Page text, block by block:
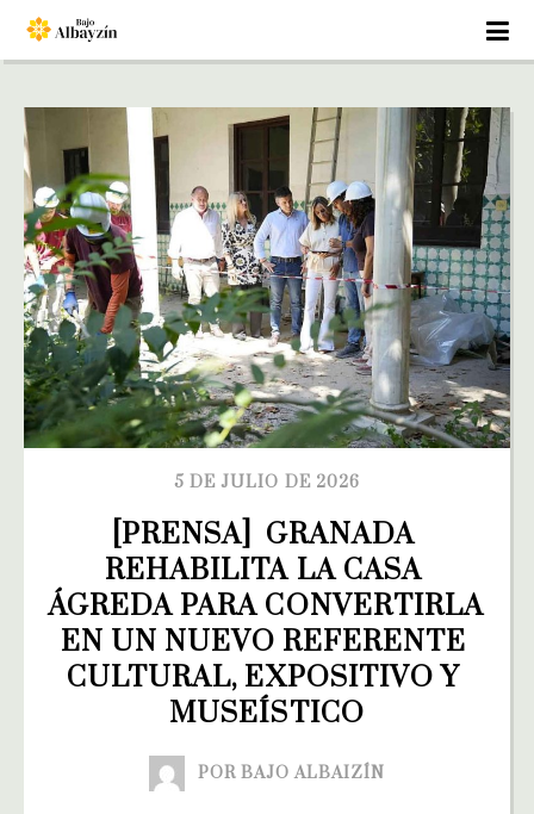
5 DE JULIO DE 2026
[PRENSA]  GRANADA
REHABILITA LA CASA
ÁGREDA PARA CONVERTIRLA
EN UN NUEVO REFERENTE
CULTURAL, EXPOSITIVO Y
MUSEÍSTICO
POR BAJO ALBAIZÍN